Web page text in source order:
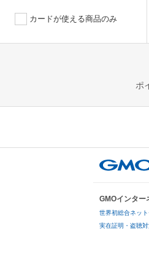
カードが使える商品のみ
ポ
GMOインター
世界初総合ネッ
実在証明・盗聴